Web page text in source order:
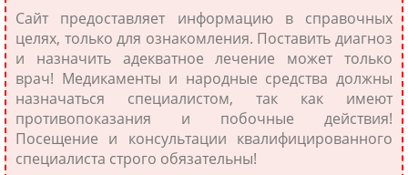
Сайт предоставляет информацию в справочных
целях, только для ознакомления. Поставить диагноз
и назначить адекватное лечение может только
врач! Медикаменты и народные средства должны
назначаться специалистом, так как имеют
противопоказания и побочные действия!
Посещение и консультации квалифицированного
специалиста строго обязательны!